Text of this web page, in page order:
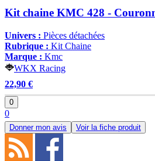
Kit chaine KMC 428 -
Univers : Pièces détachées
Rubrique : Kit Chaine
Marque : Kmc
WKX Racing
22,90 €
0
0
Donner mon avis Voir la fiche produit